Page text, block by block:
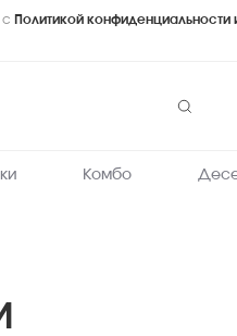
с Политикой конфиденциальности
Комбо